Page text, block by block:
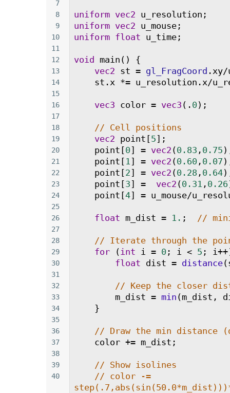
7
8
uniform vec2 u_resolution ;
9 uniform vec2 u_mouse ;
10 uniform float u_time ;
11
12
void main () {
13 vec2 st = gl_FragCoord . xy/
14 st . x *= u_resolution . x/
15
16
vec3 color = vec3 (. 0 );
17
18
// Cell positions
19 vec2 point [5];
20 point [0] = vec2 (0.83 , 0.75
21 point [ 1 ] = vec2 (0.60 , 0.07
22 point [2] = vec2 (0.28 , 0.64
23 point [3] = vec2 (0.31 , 0.26
24 point [4] = u_mouse/
25
26
float m_dist = 1. ; //
27
28
// Iterate through the
29 for ( int i = 0 ; i < 5 ; i ++
30 float dist = distance(
31
32
// Keep the closer
33 m_dist = min (m_dist ,
34 }
35
36
// Draw the min distance
37 color += m_dist ;
38
39
// Show isolines
40
// color -=